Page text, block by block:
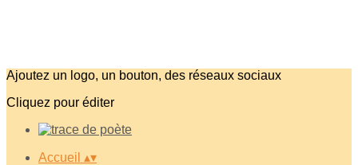
Ajoutez un logo, un bouton, des réseaux sociaux
Cliquez pour éditer
Accueil ▴▾